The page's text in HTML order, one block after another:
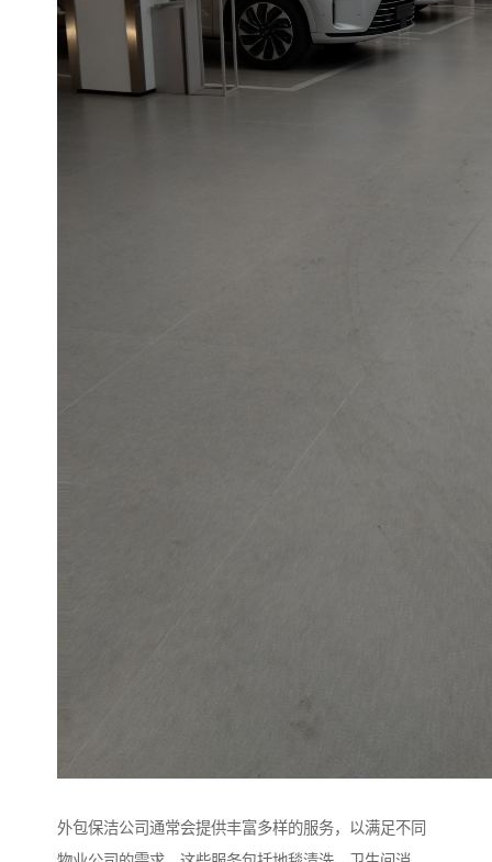
外包保洁公司通常会提供丰富多样的服务，以满足不同